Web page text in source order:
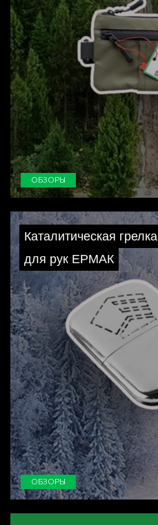
ОБЗОРЫ
Каталитическая грелка
для рук ЕРМАК
ОБЗОРЫ